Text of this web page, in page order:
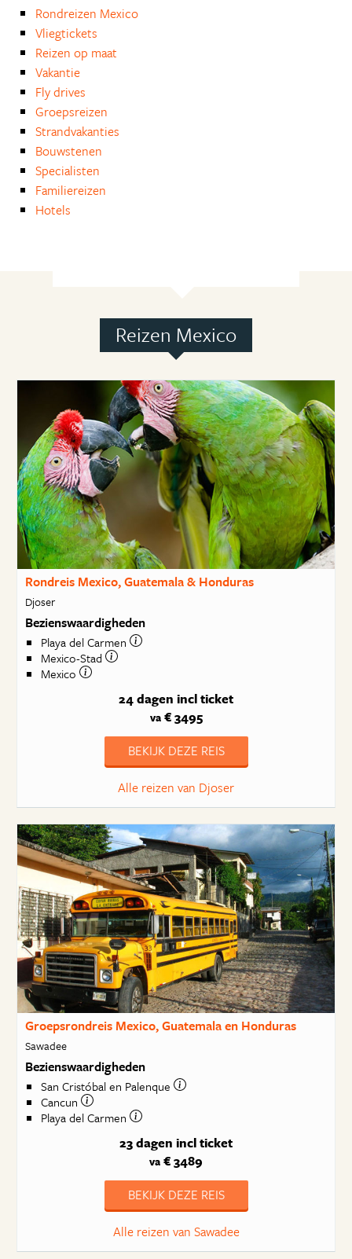
Rondreizen Mexico
Vliegtickets
Reizen op maat
Vakantie
Fly drives
Groepsreizen
Strandvakanties
Bouwstenen
Specialisten
Familiereizen
Hotels
Reizen Mexico
Rondreis Mexico, Guatemala & Honduras
Djoser
Bezienswaardigheden
Playa del Carmen
Mexico-Stad
Mexico
24 dagen incl ticket
va€ 3495
BEKIJK DEZE REIS
Alle reizen van Djoser
Groepsrondreis Mexico, Guatemala en Honduras
Sawadee
Bezienswaardigheden
San Cristóbal en Palenque
Cancun
Playa del Carmen
23 dagen incl ticket
va € 3489
BEKIJK DEZE REIS
Alle reizen van Sawadee